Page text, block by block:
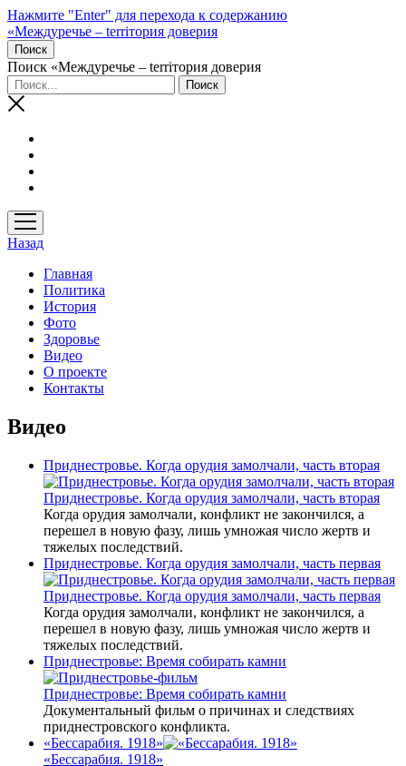
Нажмите "Enter" для перехода к содержанию
«Междуречье – terriтория доверия
Поиск
Поиск «Междуречье – terriтория доверия
открыть
меню
Назад
Главная
Политика
История
Фото
Здоровье
Видео
О проекте
Контакты
Видео
Приднестровье. Когда орудия замолчали, часть вторая
Приднестровье. Когда орудия замолчали, часть вторая
Когда орудия замолчали, конфликт не закончился, а
перешел в новую фазу, лишь умножая число жертв и
тяжелых последствий.
Приднестровье. Когда орудия замолчали, часть первая
Приднестровье. Когда орудия замолчали, часть первая
Когда орудия замолчали, конфликт не закончился, а
перешел в новую фазу, лишь умножая число жертв и
тяжелых последствий.
Приднестровье: Время собирать камни
Приднестровье: Время собирать камни
Документальный фильм о причинах и следствиях
приднестровского конфликта.
«Бессарабия. 1918»
«Бессарабия. 1918»